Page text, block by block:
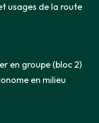
usages de la route
en groupe (bloc 2)
en milieu